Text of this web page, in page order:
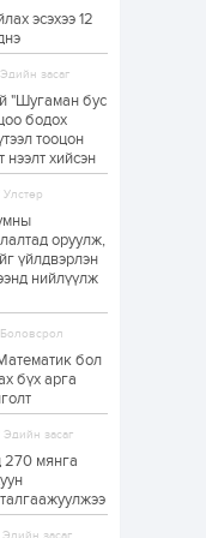
буй
долоо
бүр Засгийн
өдөр 0
дарга
төрийг
Сутай
тэнгэрийг
төрийн
оролцлоо
1 өдөр 2 0
дарга сонсож
сарын
өдөр 0
хаан” олон
тээврийн
24 цагаар
байна
1 өдөр 1 0
эсэхээ 12
засаг
"Шугаман бус
бодох
тооцон
нээлт хийсэн
оруулж,
үйлдвэрлэн
нийлүүлж
бол
бүх арга
засаг
270 мянга